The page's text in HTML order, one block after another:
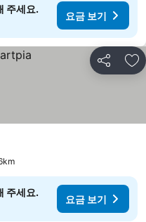
주세요.
요금 보기
공유 즐
주세요.
요금 보기